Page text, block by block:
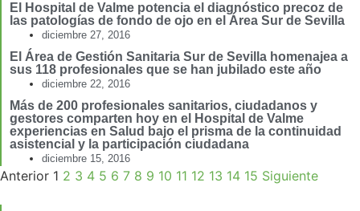
El Hospital de Valme potencia el diagnóstico precoz de
las patologías de fondo de ojo en el Área Sur de Sevilla
diciembre 27, 2016
El Área de Gestión Sanitaria Sur de Sevilla homenajea a
sus 118 profesionales que se han jubilado este año
diciembre 22, 2016
Más de 200 profesionales sanitarios, ciudadanos y
gestores comparten hoy en el Hospital de Valme
experiencias en Salud bajo el prisma de la continuidad
asistencial y la participación ciudadana
diciembre 15, 2016
Anterior 1 2 3 4 5 6 7 8 9 10 11 12 13 14 15 Siguiente